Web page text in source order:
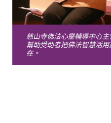
慈山寺佛法心靈輔導中心
幫助受助者把佛法智慧活
在。